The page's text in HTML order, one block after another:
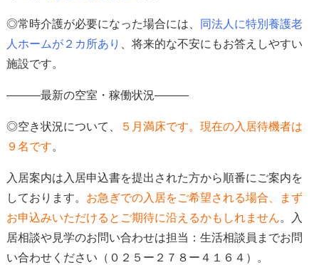
◎常時介護が必要になった場合には、
同法人に特別養護老
人ホームが２カ所あり
将来的な不安にもお答えしやすい
施設です。
―――最新の空室・稼働状況―――
◎空き状況について、 ５ 月満床です。現在の入居待機者は
９ 名です。
入居案内は入居申込書を提出された方から順番にご案内を
しております。 お急ぎでの入居をご希望される場合、
まず
お申込みいただけると ご期待に沿えるかもしれません。入
居相談や見学のお問い合わせは担当：生活相談員までお問
い合わせください（０２５ー２７８ー４１６４）。